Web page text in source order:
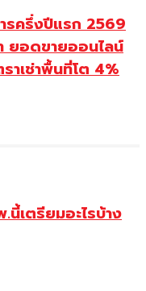
รครึ่งปีแรก 2569
ยอดขายออนไลน์
าเช่าพื้นที่โต 4%
นี้เตรียมอะไรบ้าง